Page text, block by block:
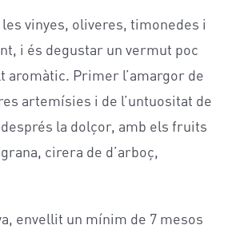
vinyes, oliveres, timonedes i
i és degustar un vermut poc
aromàtic. Primer l’amargor de
artemísies i de l’untuositat de
la dolçor, amb els fruits
cirera de d’arboç,
envellit un mínim de 7 mesos